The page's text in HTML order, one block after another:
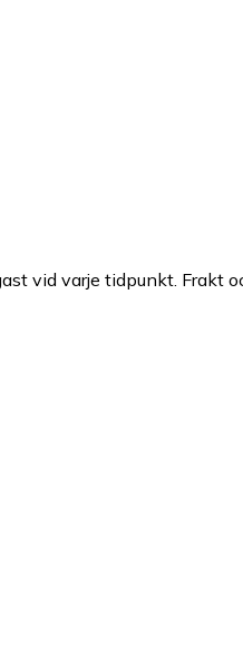
vid varje tidpunkt. Frakt